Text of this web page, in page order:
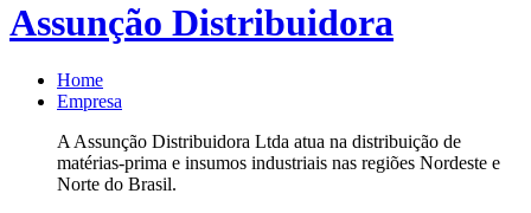
Assunção Distribuidora
Home
Empresa
A Assunção Distribuidora Ltda atua na distribuição de
matérias-prima e insumos industriais nas regiões Nordeste e
Norte do Brasil.